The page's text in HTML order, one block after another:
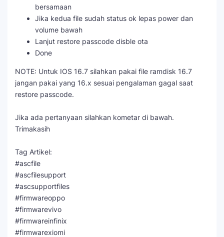
bersamaan
Jika kedua file sudah status ok lepas power dan
volume bawah
Lanjut restore passcode disble ota
Done
NOTE: Untuk IOS 16.7 silahkan pakai file ramdisk 16.7
jangan pakai yang 16.x sesuai pengalaman gagal saat
restore passcode.
Jika ada pertanyaan silahkan kometar di bawah.
Trimakasih
Tag Artikel:
#ascfile
#ascfilesupport
#ascsupportfiles
#firmwareoppo
#firmwarevivo
#firmwareinfinix
#firmwarexiomi